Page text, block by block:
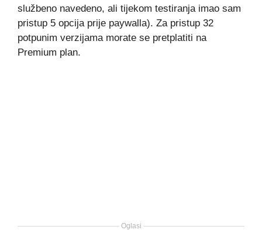
službeno navedeno, ali tijekom testiranja imao sam
pristup 5 opcija prije paywalla). Za pristup 32
potpunim verzijama morate se pretplatiti na
Premium plan.
Oglasi